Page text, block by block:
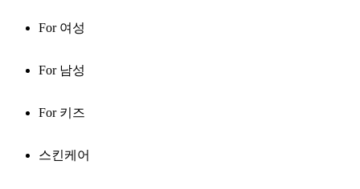
For 여성
For 남성
For 키즈
스킨케어